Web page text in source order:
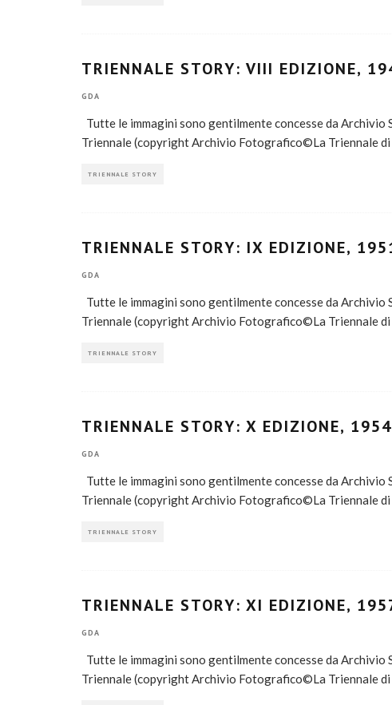
TRIENNALE STORY: VIII EDIZIONE,
GDA
Tutte le immagini sono gentilmente concesse da
Triennale (copyright Archivio Fotografico©La Triennale
TRIENNALE STORY
TRIENNALE STORY: IX EDIZIONE,
GDA
Tutte le immagini sono gentilmente concesse da
Triennale (copyright Archivio Fotografico©La Triennale
TRIENNALE STORY
TRIENNALE STORY: X EDIZIONE, 1954
GDA
Tutte le immagini sono gentilmente concesse da
Triennale (copyright Archivio Fotografico©La Triennale
TRIENNALE STORY
TRIENNALE STORY: XI EDIZIONE,
GDA
Tutte le immagini sono gentilmente concesse da
Triennale (copyright Archivio Fotografico©La Triennale